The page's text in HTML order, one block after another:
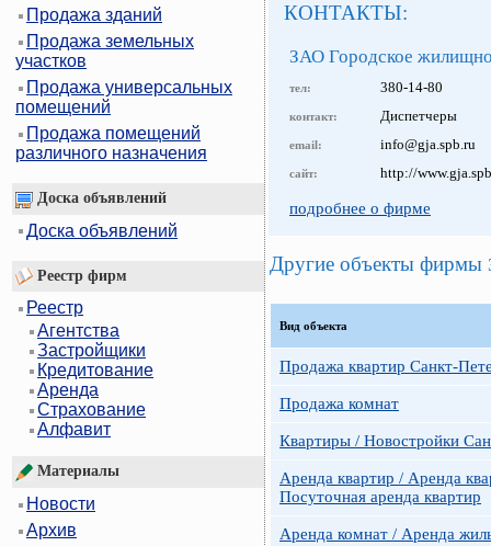
Продажа зданий
Продажа земельных
участков
Продажа универсальных
помещений
Продажа помещений
различного назначения
Доска объявлений
Доска объявлений
Реестр фирм
Реестр
Агентства
Застройщики
Кредитование
Аренда
Страхование
Алфавит
Материалы
Новости
Архив
КОНТАКТЫ:
ЗАО Городское
тел: 380-14-80
контакт: Диспетчеры
email: info@gja.spb.ru
сайт: http://
подробнее о фирме
Другие объекты фирмы
Вид объекта
Продажа квартир Санкт-
Продажа комнат
Квартиры / Новостройки
Аренда квартир / Аренда
Посуточная аренда квартир
Аренда комнат / Аренда